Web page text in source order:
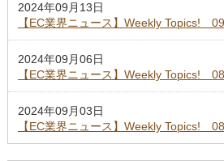
2024年09月13日
【EC業界ニュース】Weekly Topics!
2024年09月06日
【EC業界ニュース】Weekly Topics!
2024年09月03日
【EC業界ニュース】Weekly Topics!